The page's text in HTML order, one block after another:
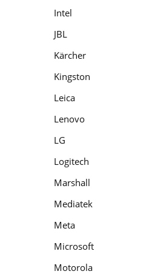
Intel
JBL
Kärcher
Kingston
Leica
Lenovo
LG
Logitech
Marshall
Mediatek
Meta
Microsoft
Motorola